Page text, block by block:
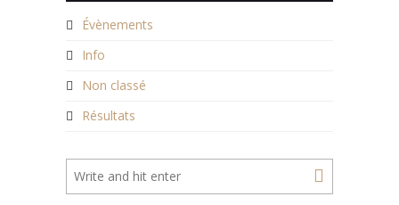
Évènements
Info
Non classé
Résultats